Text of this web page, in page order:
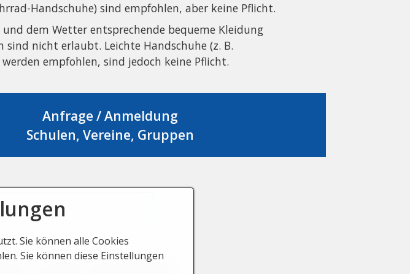
Handschuhe) sind empfohlen, aber keine Pflicht.
und dem Wetter entsprechende bequeme Kleidung
sind nicht erlaubt. Leichte Handschuhe (z. B.
empfohlen, sind jedoch keine Pflicht.
Anfrage / Anmeldung
Schulen, Vereine, Gruppen
Sie können alle Cookies
Sie können diese Einstellungen